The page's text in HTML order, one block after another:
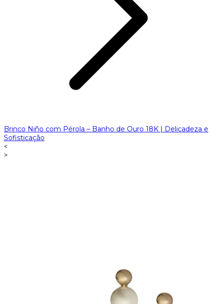
Brinco Niño com Pérola – Banho de Ouro 18K | Delicadeza e
Sofisticação
<
>